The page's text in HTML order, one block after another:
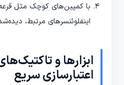
با کمپین‌های کوچک مثل
اینفلوئنسرهای مرتبط،
ابزارها و
اعتبارسازی سریع